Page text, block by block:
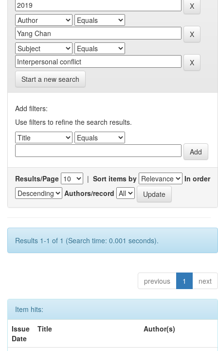
Start a new search
Add filters:
Use filters to refine the search results.
Results/Page | Sort items by
In order
Authors/record
Results 1-1 of 1 (Search time: 0.001 seconds).
previous 1 next
Item hits:
Issue
Date
Title Author(s)